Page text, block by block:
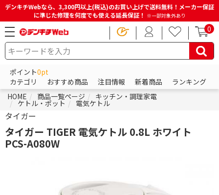
デンキチWebなら、3,300円以上(税込)のお買い上げで送料無料！メーカー保証
に準じた修理を何度でも使える延長保証！ ※一部対象外あり
0
ポイント0pt
カテゴリ
おすすめ商品 注目情報 新着商品
ランキング
HOME
商品一覧ページ キッチン・調理家電
ケトル・ポット 電気ケトル
タイガー
タイガー TIGER 電気ケトル 0.8L ホワイト
PCS-A080W